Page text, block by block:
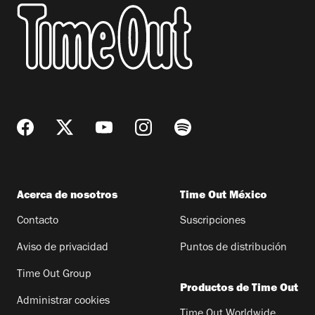
Acerca de nosotros
Contacto
Aviso de privacidad
Time Out Group
Administrar cookies
Time Out México
Suscripciones
Puntos de distribución
Productos de Time Out